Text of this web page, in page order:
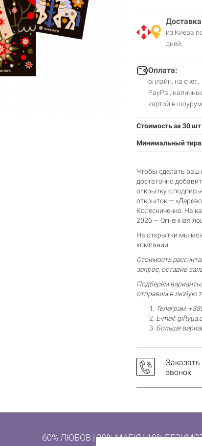
из Киева
дней.
Оплата:
онлайн, на счет,
PayPal,
картой в
Стоимость за 30 шт
Минимальный
Чтобы сделать ваш
достаточно
открытку с
открыток —
Колесниченко. На
2026 — Огненная
На открытки мы
компании.
Стоимость
запрос, оставив
Подберём
отправим в любую
Телеграм:
E-mail:
Больше
Заказать
звонок
60% ЛЮБОВ | 30% МАГІЯ | 10%
Корзина пуста